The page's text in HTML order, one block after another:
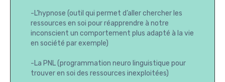
-L’hypnose (outil qui permet d’aller chercher les
ressources en soi pour réapprendre à notre
inconscient un comportement plus adapté à la vie
en société par exemple)
-La PNL (programmation neuro linguistique pour
trouver en soi des ressources inexploitées)